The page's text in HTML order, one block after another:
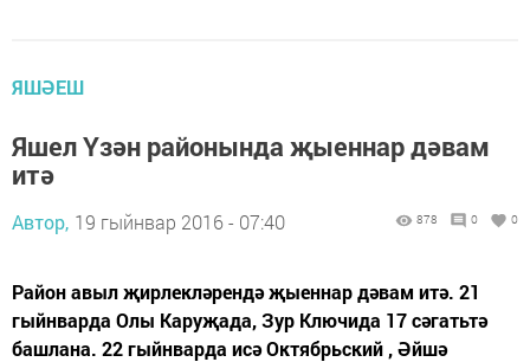
ЯШӘЕШ
Яшел Үзән районында җыеннар дәвам
итә
Автор, 19 гыйнвар 2016 - 07:40 878 0 0
Район авыл җирлекләрендә җыеннар дәвам итә. 21
гыйнварда Олы Каруҗада, Зур Ключида 17 сәгатьтә
башлана. 22 гыйнварда исә Октябрьский , Әйшә